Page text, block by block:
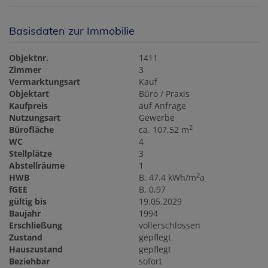
Basisdaten zur Immobilie
Objektnr.
1411
Zimmer
3
Vermarktungsart
Kauf
Objektart
Büro / Praxis
Kaufpreis
auf Anfrage
Nutzungsart
Gewerbe
Bürofläche
ca. 107,52 m2
WC
4
Stellplätze
3
Abstellräume
1
HWB
B, 47.4 kWh/m2a
fGEE
B, 0,97
gültig bis
19.05.2029
Baujahr
1994
Erschließung
vollerschlossen
Zustand
gepflegt
Hauszustand
gepflegt
Beziehbar
sofort